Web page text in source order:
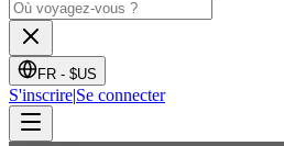
FR - $US
S'inscrire|Se connecter